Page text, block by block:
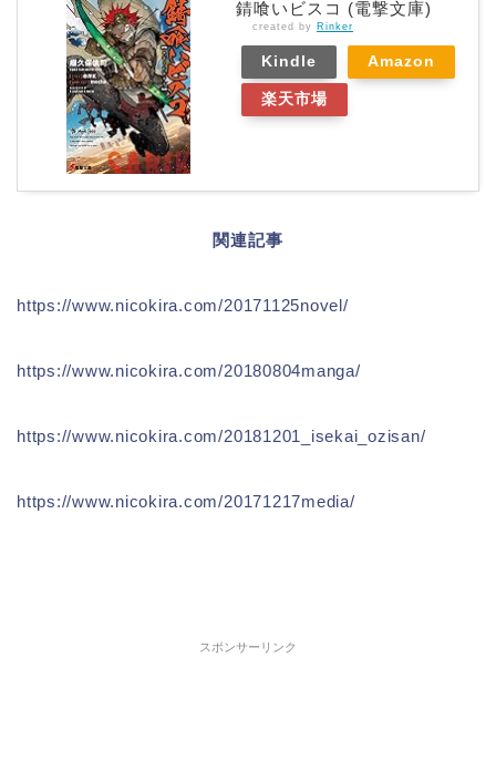
錆喰いビスコ (電撃文庫)
created by Rinker
Kindle Amazon
楽天市場
関連記事
https://www.nicokira.com/20171125novel/
https://www.nicokira.com/20180804manga/
https://www.nicokira.com/20181201_isekai_ozisan/
https://www.nicokira.com/20171217media/
スポンサーリンク